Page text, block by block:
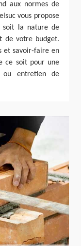
aux normes de
vous propose
soit la nature de
de votre budget.
et savoir-faire en
ce soit pour une
ou entretien de